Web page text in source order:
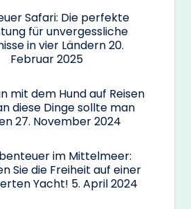
Safari: Die perfekte
für unvergessliche
in vier Ländern20.
Februar 2025
mit dem Hund auf Reisen
diese Dinge sollte man
27. November 2024
im Mittelmeer:
Sie die Freiheit auf einer
Yacht! 5. April 2024